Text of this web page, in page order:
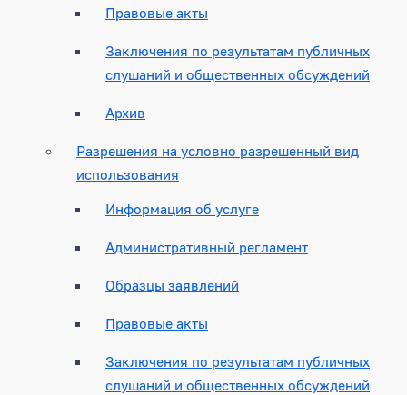
Правовые акты
Заключения по результатам публичных
слушаний и общественных обсуждений
Архив
Разрешения на условно разрешенный вид
использования
Информация об услуге
Административный регламент
Образцы заявлений
Правовые акты
Заключения по результатам публичных
слушаний и общественных обсуждений